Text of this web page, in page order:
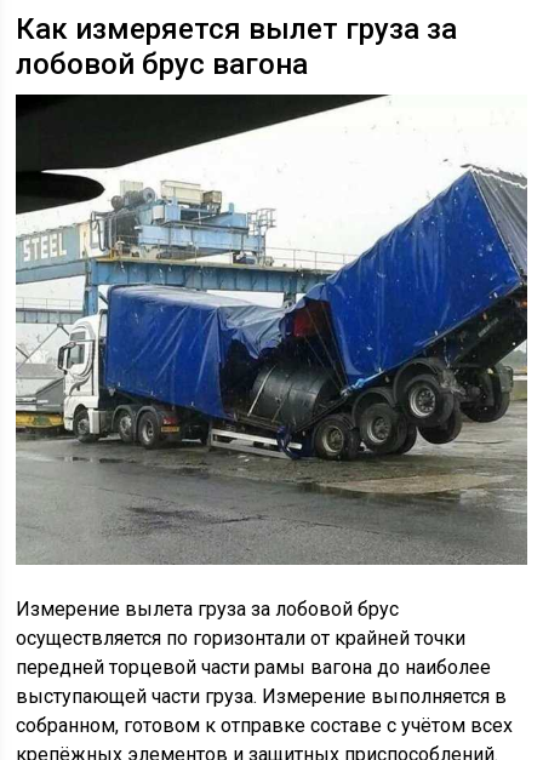
Как измеряется вылет груза за
лобовой брус вагона
Измерение вылета груза за лобовой брус
осуществляется по горизонтали от крайней точки
передней торцевой части рамы вагона до наиболее
выступающей части груза. Измерение выполняется в
собранном, готовом к отправке составе с учётом всех
крепёжных элементов и защитных приспособлений.